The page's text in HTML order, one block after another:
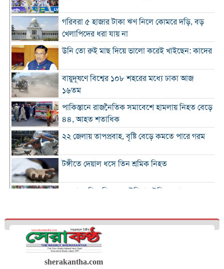
গরিবরা ৫ হাজার টাকা ঋণ নিলে কোমরে দড়ি, বড়
খেলাপিদের ধরা যায় না
উনি তো রুই মাছ দিয়ে ভালো করেই খাইছেন: কাদের
বায়ুদূষণে বিশ্বের ১০৮ শহরের মধ্যে ঢাকা আজ
১৬তম
পাকিস্তানে রাজনৈতিক সমাবেশে হামলায় নিহত বেড়ে
৪৪, আহত শতাধিক
২২ জেলায় তাপপ্রবাহ, বৃষ্টি বেড়ে কমতে পারে গরম
টঙ্গীতে দেয়াল ধসে তিন শ্রমিক নিহত
১২ রানে লিড নিয়ে অস্ট্রেলিয়ার ইনিংস শেষ
গলে যাওয়া হিমবাহ থেকে মিলল ৩৭ বছর আগে
নিখোঁজ পর্যটকের মরদেহ
শান্তিপূর্ণ নির্বাচনে রাজনৈতিক সমঝোতার বিকল্প
নেই
sherakantha.com